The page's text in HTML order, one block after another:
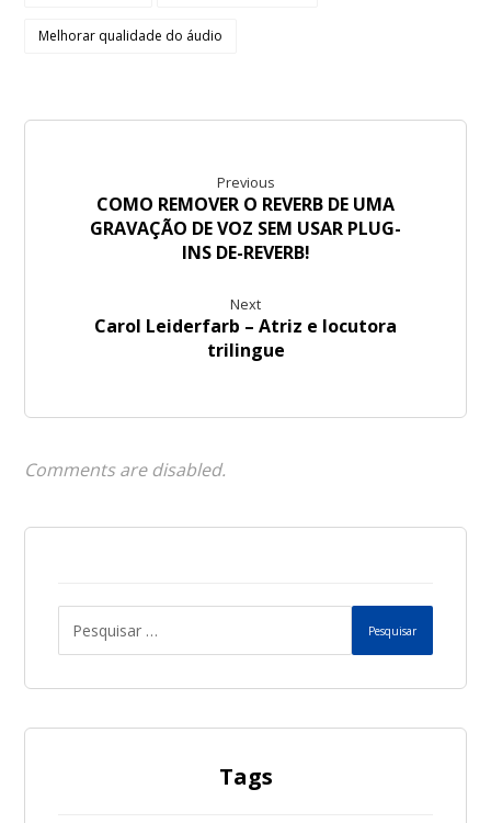
Melhorar qualidade do áudio
Previous
COMO REMOVER O REVERB DE UMA
GRAVAÇÃO DE VOZ SEM USAR PLUG-
INS DE-REVERB!
Next
Carol Leiderfarb – Atriz e locutora
trilingue
Comments are disabled.
Pesquisar
Tags